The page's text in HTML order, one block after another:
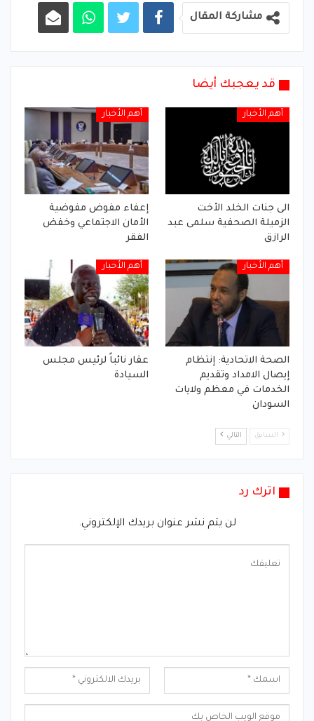
مشاركة المقال
قد يعجبك أيضا
أهم الأخبار
الى جنات الخلد الأخت
الزميلة الصحفية سلمى عبد
الرازق
أهم الأخبار
إعفاء مفوض مفوضية
الأمان الاجتماعي وخفض
الفقر
أهم الأخبار
الصحة الاتحادية: إنتظام
إيصال الامداد وتقديم
الخدمات في معظم ولايات
السودان
أهم الأخبار
عقار نائباً لرئيس مجلس
السيادة
السابق التالي
اترك رد
لن يتم نشر عنوان بريدك الإلكتروني.